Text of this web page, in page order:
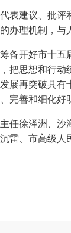
表建议、批评
办理机制，与
备开好市十五
把思想和行
展再突破具
完善和细化好
任徐泽洲、
雷、市高级